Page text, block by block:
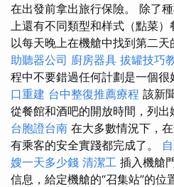
在出發前拿出旅行保險。 除了
上還有不同類型和样式（點菜）
以每天晚上在機艙中找到第二天
助聽器公司 廚房器具 拔罐技巧
程中不要錯過任何計劃是一個很
口重建 台中整復推薦療程 該新
從餐館和酒吧的開放時間，列出
台胞證台南 在大多數情況下，
有乘客的安全實踐都完成了。
嫂一天多少錢 清潔工 插入機艙
信息，給定機艙的“召集站”的